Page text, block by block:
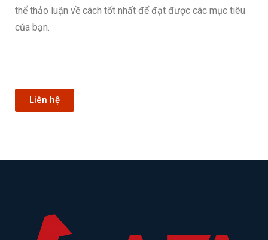
thể thảo luận về cách tốt nhất để đạt được các mục tiêu
của bạn.
Liên hệ